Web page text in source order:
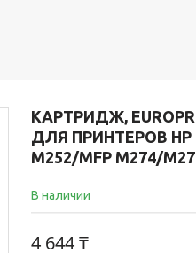
КАРТРИДЖ,
ДЛЯ ПРИНТЕРОВ HP
M252/MFP M274/
В наличии
4 644 ₸